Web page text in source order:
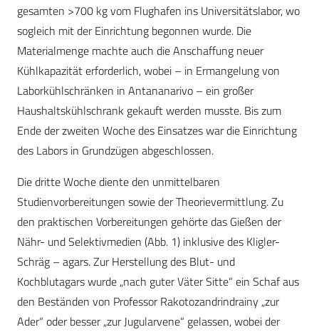
gesamten >700 kg vom Flughafen ins Universitätslabor, wo
sogleich mit der Einrichtung begonnen wurde. Die
Materialmenge machte auch die Anschaffung neuer
Kühlkapazität erforderlich, wobei – in Ermangelung von
Laborkühlschränken in Antananarivo – ein großer
Haushaltskühlschrank gekauft werden musste. Bis zum
Ende der zweiten Woche des Einsatzes war die Einrichtung
des Labors in Grundzügen abgeschlossen.
Die dritte Woche diente den unmittelbaren
Studienvorbereitungen sowie der Theorievermittlung. Zu
den praktischen Vorbereitungen gehörte das Gießen der
Nähr- und Selektivmedien (Abb. 1) inklusive des Kligler-
Schräg – agars. Zur Herstellung des Blut- und
Kochblutagars wurde „nach guter Väter Sitte“ ein Schaf aus
den Beständen von Professor Rakotozandrindrainy „zur
Ader“ oder besser „zur Jugularvene“ gelassen, wobei der